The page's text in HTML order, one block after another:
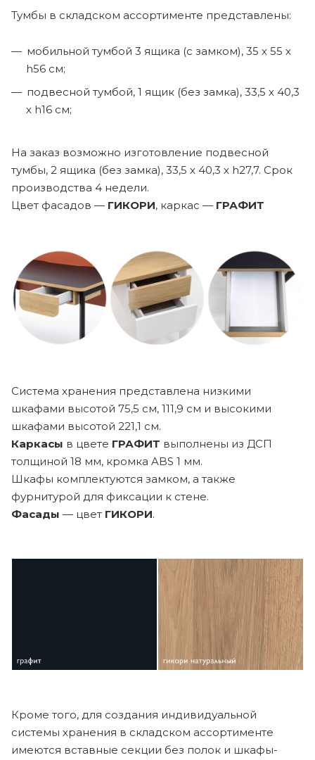
Тумбы в складском ассортименте представлены:
мобильной тумбой 3 ящика (с замком), 35 х 55 х
h56 см;
подвесной тумбой, 1 ящик (без замка), 33,5 х 40,3
х h16 см;
На заказ возможно изготовление подвесной
тумбы, 2 ящика (без замка), 33,5 х 40,3 х h27,7. Срок
производства 4 недели.
Цвет фасадов — ГИКОРИ, каркас — ГРАФИТ
Система хранения представлена низкими
шкафами высотой 75,5 см, 111,9 см и высокими
шкафами высотой 221,1 см.
Каркасы в цвете ГРАФИТ выполнены из ДСП
толщиной 18 мм, кромка ABS 1 мм.
Шкафы комплектуются замком, а также
фурнитурой для фиксации к стене.
Фасады — цвет ГИКОРИ.
Кроме того, для создания индивидуальной
системы хранения в складском ассортименте
имеются вставные секции без полок и шкафы-